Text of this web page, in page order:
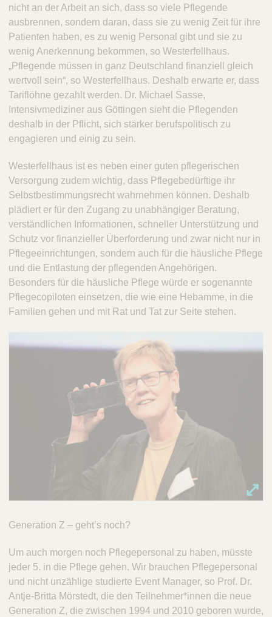
nicht an der Arbeit an sich, dass so viele Pflegende
ausbrennen, sondern daran, dass sie zu wenig Zeit für ihre
Patienten haben, es zu wenig Personal gibt und sie zu
wenig Anerkennung bekommen, so Westerfellhaus.
„Pflegende müssen in ganz Deutschland finanziell gleich
wertvoll sein“, so Westerfellhaus. Deshalb erwarte er, dass
Tariflöhne gezahlt werden. Dr. Michael Sasse,
Intensivmediziner aus Göttingen sieht die Pflegenden
deshalb in der Pflicht, sich stärker berufspolitisch zu
engagieren und einig zu sein.
Westerfellhaus ist es neben einer guten pflegerischen
Versorgung zudem wichtig, dass Pflegebedürftige ihr
Selbstbestimmungsrecht wahrnehmen können. Deshalb
plädiert er für den Zugang zu unabhängiger Beratung,
verständlichen Informationen, schneller Unterstützung und
Schutz vor finanzieller Überforderung und zwar nicht nur in
Pflegeeinrichtungen, sondern auch für die häusliche Pflege
und die Entlastung der pflegenden Angehörigen.
Besonders für die häusliche Pflege würde er sogenannte
Pflegecopiloten einsetzen, die wie eine Hebamme, in die
Familien gehen und mit Rat und Tat zur Seite stehen.
Generation Z – geht’s noch?
Um auch morgen noch Pflegepersonal zu haben, müsste
jeder 5. in die Pflege gehen. Wir brauchen Pflegepersonal
und nicht unzählige studierte Event Manager, so Prof. Dr.
Antje-Britta Mörstedt, die den Teilnehmer*innen die neue
Generation Z, die zwischen 1994 und 2010 geboren wurde,